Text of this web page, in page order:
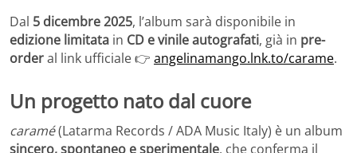
Dal 5 dicembre 2025, l’album sarà disponibile in
edizione limitata in CD e vinile autografati, già in pre-
orderal link ufficiale 👉 angelinamango.lnk.to/carame.
Un progetto nato dal cuore
caramé(Latarma Records / ADA Music Italy) è un album
sincero, spontaneo e sperimentale, che conferma il